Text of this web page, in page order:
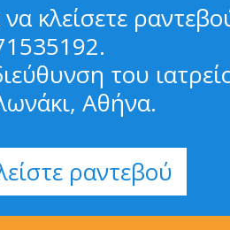
να κλείσετε
.
του
Αθήνα.
ραντεβού